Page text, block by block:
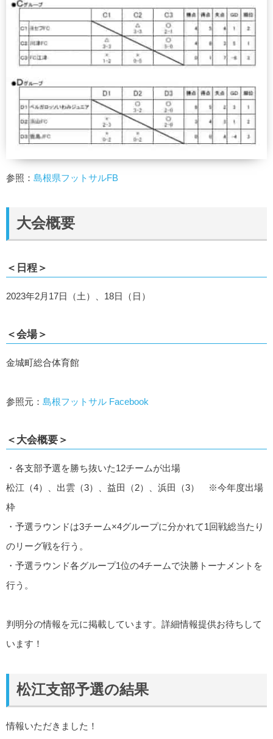
参照： 島根県フットサルFB
大会概要
＜日程＞
2023年2月17日（土）、18日（日）
＜会場＞
金城町総合体育館
参照元： 島根フットサル Facebook
＜大会概要＞
・各支部予選を勝ち抜いた12チームが出場
松江（4）、出雲（3）、益田（2）、浜田（3） ※今年度出場
枠
・予選ラウンドは3チーム×4グループに分かれて1回戦総当たり
のリーグ戦を行う。
・予選ラウンド各グループ1位の4チームで決勝トーナメントを
行う。
判明分の情報を元に掲載しています。詳細情報提供お待ちして
います！
松江支部予選の結果
情報いただきました！